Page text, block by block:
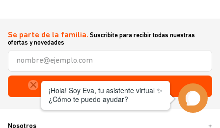
Se parte de la familia. Suscribite para recibir todas nuestras
ofertas y novedades
Nosotros +